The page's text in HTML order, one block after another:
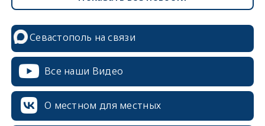
Севастополь на связи
Все наши Видео
О местном для местных